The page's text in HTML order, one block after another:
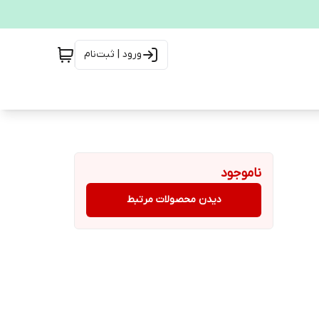
ورود | ثبت‌نام
ناموجود
دیدن محصولات مرتبط